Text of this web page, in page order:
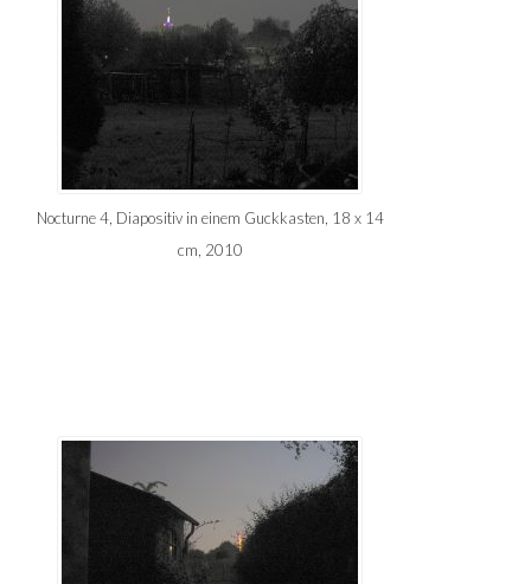
Nocturne 4, Diapositiv in einem Guckkasten, 18 x 14
cm, 2010